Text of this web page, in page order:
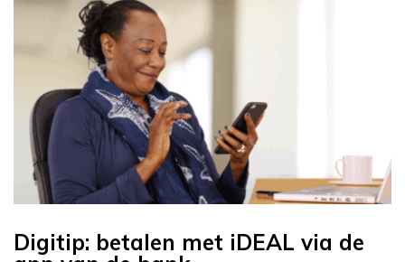
Digitip: betalen met iDEAL via de